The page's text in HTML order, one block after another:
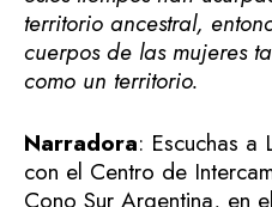
territorio ancestral,
cuerpos de las mujeres
como un territorio.
Narradora: Escuchas a
con el Centro de
Cono Sur Argentina, en